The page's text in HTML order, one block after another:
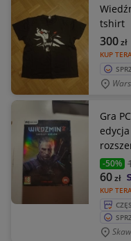
tshirt
KUP
300zł
Gra
-50%
KUP
60zł